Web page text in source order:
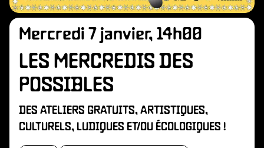
Mercredi 7 janvier, 14h00
LES MERCREDIS DES
POSSIBLES
DES ATELIERS GRATUITS, ARTISTIQUES,
CULTURELS, LUDIQUES ET/OU ÉCOLOGIQUES !